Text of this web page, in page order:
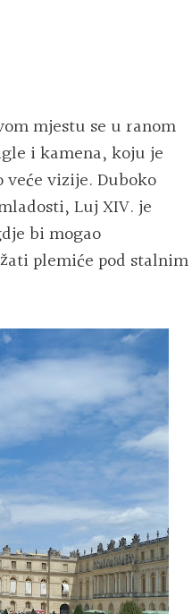
mjestu se u ranom
i kamena, koju je
vizije. Duboko
Luj XIV. je
bi mogao
plemiće pod stalnim